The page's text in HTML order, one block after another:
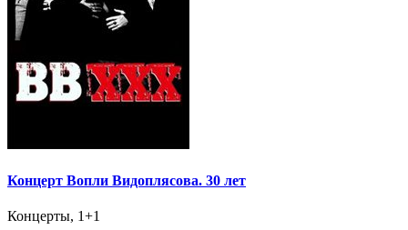
Концерт Вопли Видоплясова. 30 лет
Концерты, 1+1